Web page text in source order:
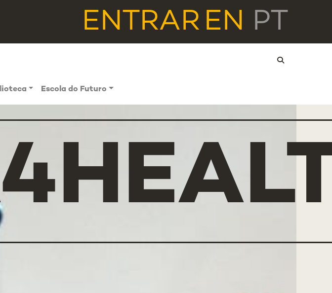
ENTRAR EN PT
Escola do Futuro